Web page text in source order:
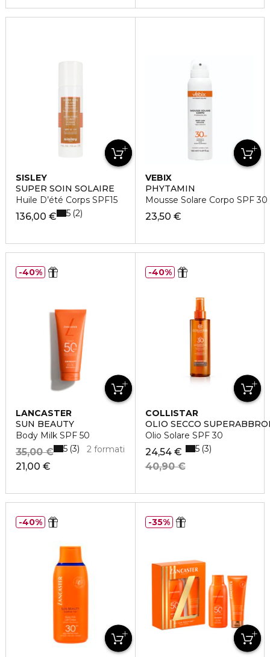
SISLEY
SUPER SOIN SOLAIRE
Huile D’été Corps SPF15
136,00 € 5 2
VEBIX
PHYTAMIN
Mousse Solare Corpo SPF
23,50 €
LANCASTER
SUN BEAUTY
Body Milk SPF 50
21,00 €
35,00 € 2 formati
5 3
40%
COLLISTAR
OLIO SECCO
Olio Solare SPF 30
24,54 €
40,90 €
5 3
40%
40% 35%